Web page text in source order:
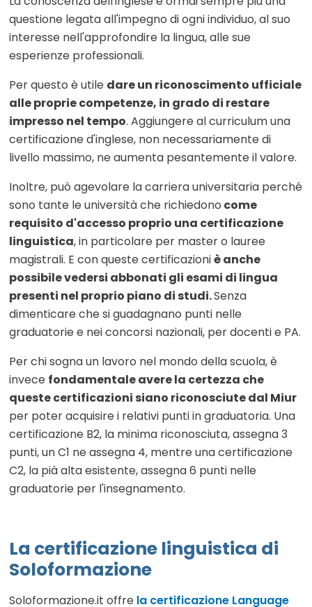
questione legata all'impegno di ogni individuo, al suo
interesse nell'approfondire la lingua, alle sue
esperienze professionali.
Per questo è utile dare un riconoscimento ufficiale
alle proprie competenze, in grado di restare
impresso nel tempo. Aggiungere al curriculum una
certificazione d'inglese, non necessariamente di
livello massimo, ne aumenta pesantemente il valore.
Inoltre, può agevolare la carriera universitaria perché
sono tante le università che richiedono come
requisito d'accesso proprio una certificazione
linguistica, in particolare per master o lauree
magistrali. E con queste certificazioniè anche
possibile vedersi abbonati gli esami di lingua
presenti nel proprio piano di studi.Senza
dimenticare che si guadagnano punti nelle
graduatorie e nei concorsi nazionali, per docenti e PA.
Per chi sogna un lavoro nel mondo della scuola, è
invece fondamentale avere la certezza che
queste certificazioni siano riconosciute dal Miur
per poter acquisire i relativi punti in graduatoria. Una
certificazione B2, la minima riconosciuta, assegna 3
punti, un C1 ne assegna 4, mentre una certificazione
C2, la pià alta esistente, assegna 6 punti nelle
graduatorie per l'insegnamento.
La certificazione linguistica di
Soloformazione
Soloformazione.it offre la certificazione Language